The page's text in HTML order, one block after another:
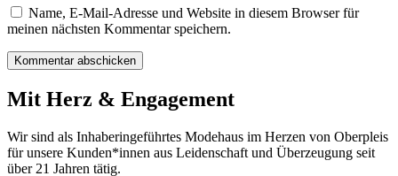
Name, E-Mail-Adresse und Website in diesem Browser für
meinen nächsten Kommentar speichern.
Mit Herz & Engagement
Wir sind als Inhaberingeführtes Modehaus im Herzen von Oberpleis
für unsere Kunden*innen aus Leidenschaft und Überzeugung seit
über 21 Jahren tätig.